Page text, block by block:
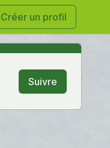
Créer un profil
Suivre